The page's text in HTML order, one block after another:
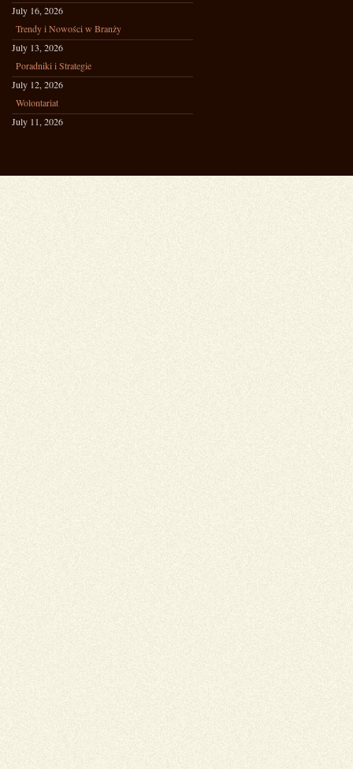
July 16, 2026
Trendy i Nowości w Branży
July 13, 2026
Poradniki i Strategie
July 12, 2026
Wolontariat
July 11, 2026